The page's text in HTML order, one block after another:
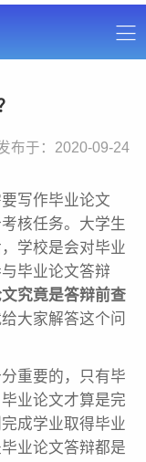
布于：2020-09-24
写作毕业论文
核任务。大学生
学校是会对毕业
毕业论文答辩
究竟是答辩前查
大家解答这个问
重要的，只有毕
业论文才算是完
成学业取得毕业
业论文答辩都是